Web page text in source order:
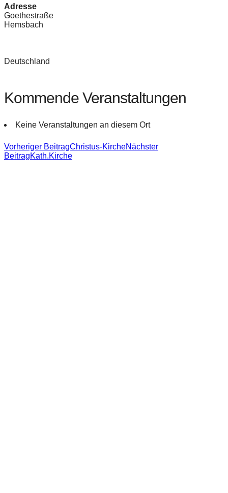
Adresse
Goethestraße
Hemsbach
Deutschland
Kommende Veranstaltungen
Keine Veranstaltungen an diesem Ort
Beitragsnavigation
Vorheriger BeitragChristus-KircheNächster
BeitragKath.Kirche